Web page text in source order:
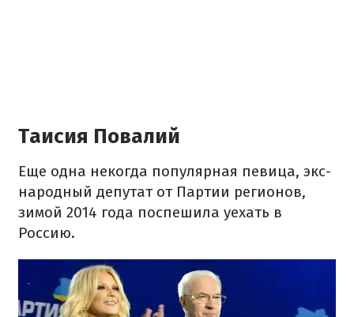
Таисия Повалий
Еще одна некогда популярная певица, экс-
народный депутат от Партии регионов,
зимой 2014 года поспешила уехать в
Россию.